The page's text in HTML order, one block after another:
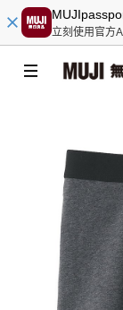
立刻使用官方